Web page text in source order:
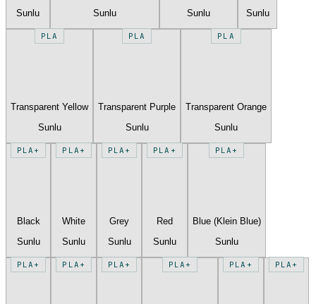
Sunlu
Sunlu
Sunlu
Sunlu
PLA
Transparent Yellow
Sunlu
PLA
Transparent Purple
Sunlu
PLA
Transparent Orange
Sunlu
PLA+
Black
Sunlu
PLA+
White
Sunlu
PLA+
Grey
Sunlu
PLA+
Red
Sunlu
PLA+
Blue (Klein Blue)
Sunlu
PLA+ PLA+ PLA+ PLA+ PLA+ PLA+